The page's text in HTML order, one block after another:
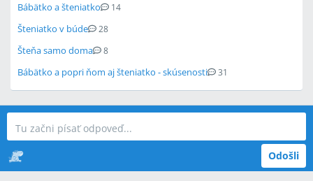
Bábätko a šteniatko 14
Šteniatko v búde 28
Šteňa samo doma 8
Bábätko a popri ňom aj šteniatko - skúsenosti 31
Odošli